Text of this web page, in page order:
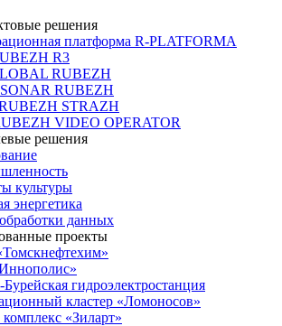
решения
платформа R-PLATFORMA
R3
RUBEZH
RUBEZH
STRAZH
VIDEO OPERATOR
решения
культуры
энергетика
данных
проекты
гидроэлектростанция
кластер «Ломоносов»
«Зиларт»